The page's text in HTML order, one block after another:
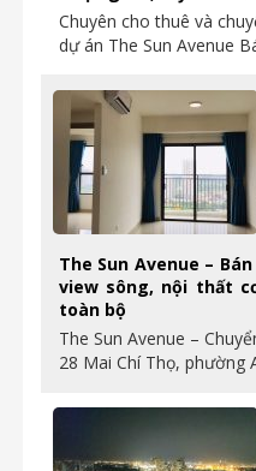
Chuyên cho thuê và
dự án The Sun Avenue
The Sun Avenue –
view sông, nội thất
toàn bộ
The Sun Avenue –
28 Mai Chí Thọ, phường